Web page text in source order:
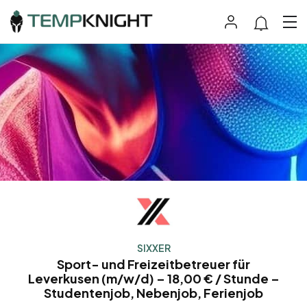
SIXXER
Sport- und Freizeitbetreuer für
Leverkusen (m/w/d) – 18,00 € / Stunde –
Studentenjob, Nebenjob, Ferienjob